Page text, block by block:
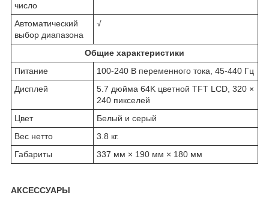
число
Автоматический
выбор диапазона
√
Общие характеристики
Питание
100-240 В переменного тока, 45-440 Гц
Дисплей
5.7 дюйма 64K цветной TFT LCD, 320 ×
240 пикселей
Цвет
Белый и серый
Вес нетто
3.8 кг.
Габариты
337 мм × 190 мм × 180 мм
АКСЕССУАРЫ